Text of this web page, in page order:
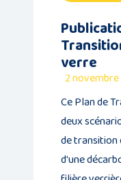
verre
2
Ce Plan de
deux
de transition
d'une